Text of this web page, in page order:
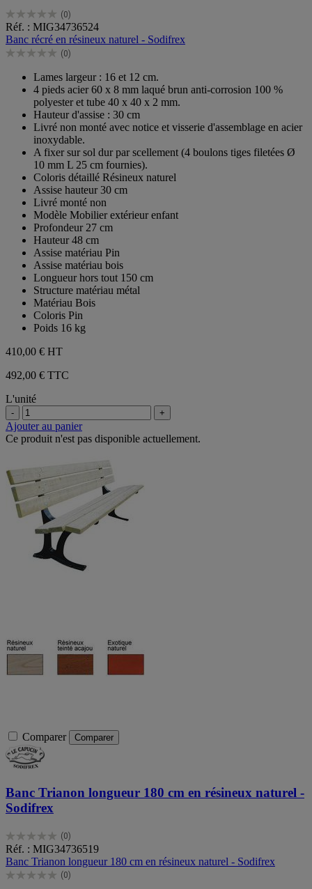
(0)
0.0
sur
5
étoiles.
Réf. : MIG34736524
Banc récré en résineux naturel - Sodifrex
(0)
0.0
Lames largeur : 16 et 12 cm.
4 pieds acier 60 x 8 mm laqué brun anti-corrosion 100 %
polyester et tube 40 x 40 x 2 mm.
Hauteur d'assise : 30 cm
Livré non monté avec notice et visserie d'assemblage en acier
inoxydable.
A fixer sur sol dur par scellement (4 boulons tiges filetées Ø
10 mm L 25 cm fournies).
Coloris détaillé Résineux naturel
Assise hauteur 30 cm
Livré monté non
Modèle Mobilier extérieur enfant
Profondeur 27 cm
Hauteur 48 cm
Assise matériau Pin
Assise matériau bois
Longueur hors tout 150 cm
Structure matériau métal
Matériau Bois
Coloris Pin
Poids 16 kg
410,00 € HT
492,00 € TTC
L'unité
- +
Ajouter au panier
Ce produit n'est pas disponible actuellement.
Comparer Comparer
Banc Trianon longueur 180 cm en résineux naturel -
Sodifrex
(0)
0.0
sur
5
étoiles.
Réf. : MIG34736519
Banc Trianon longueur 180 cm en résineux naturel - Sodifrex
(0)
0.0